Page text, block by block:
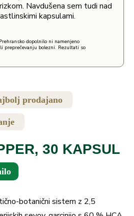
Navdušena sem tudi nad
kapsulami.
dopolnilo ni namenjeno
preprečevanju bolezni. Rezultati so
prodajano
30 KAPSUL
botanični sistem z 2,5